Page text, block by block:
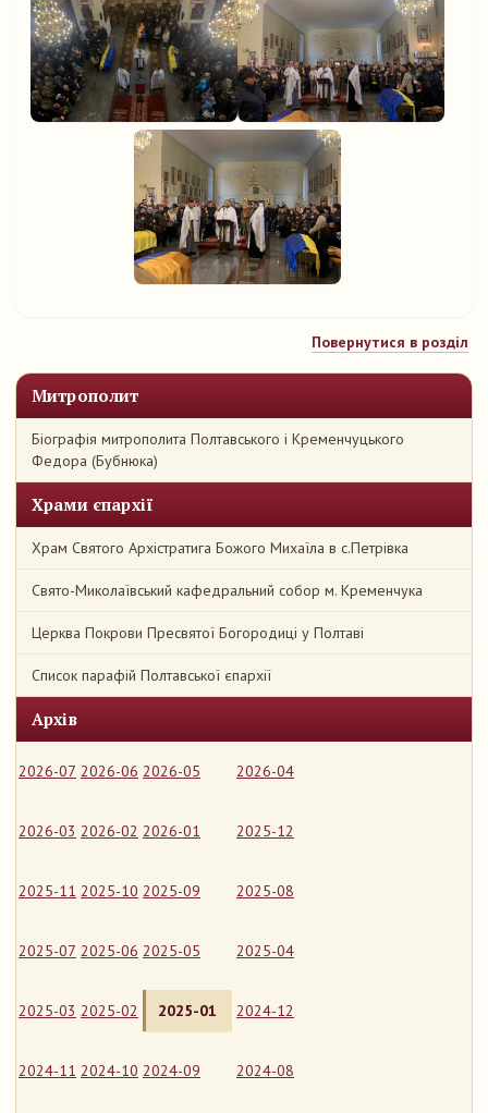
Митрополит
Біографія митрополита Полтавського і Кременчуцького
Федора (Бубнюка)
Храми єпархії
Храм Святого Архістратига Божого Михаїла в с.Петрівка
Свято-Миколаївський кафедральний собор м. Кременчука
Церква Покрови Пресвятої Богородиці у Полтаві
Список парафій Полтавської єпархії
Архів
2026-07 2026-06 2026-05 2026-04
2026-03 2026-02 2026-01 2025-12
2025-11 2025-10 2025-09 2025-08
2025-07 2025-06 2025-05 2025-04
2025-03 2025-02 2025-01 2024-12
2024-11 2024-10 2024-09 2024-08
Повернутися в розділ